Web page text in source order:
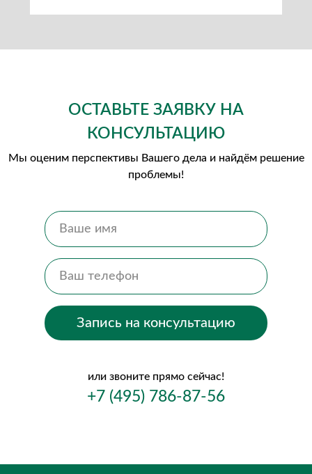
ОСТАВЬТЕ ЗАЯВКУ НА
КОНСУЛЬТАЦИЮ
Мы оценим перспективы Вашего дела и найдём решение
проблемы!
Запись на консультацию
или звоните прямо сейчас!
+7 (495) 786-87-56